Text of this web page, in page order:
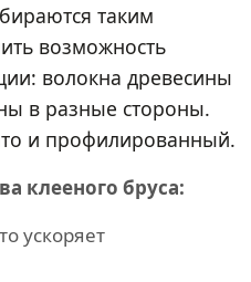
таким
возможность
волокна древесины
в разные стороны.
и профилированный.
клееного бруса:
ускоряет